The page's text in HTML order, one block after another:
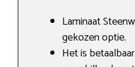
Laminaat
gekozen optie.
Het is